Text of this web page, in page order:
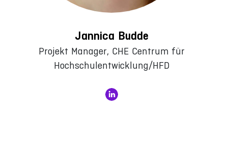
Jannica Budde
Projekt Manager, CHE Centrum für
Hochschulentwicklung/HFD